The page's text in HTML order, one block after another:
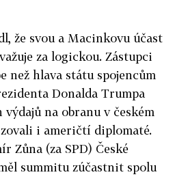
že svou a Macinkovu účast
za logickou. Zástupci
než hlava státu spojencům
Donalda Trumpa
na obranu v českém
i američtí diplomaté.
Zůna (za SPD) České
summitu zúčastnit spolu